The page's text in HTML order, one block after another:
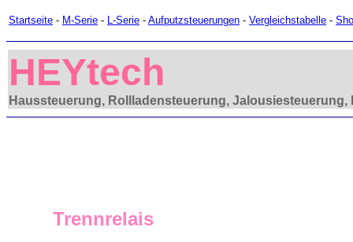
Startseite - M-Serie - L-Serie - Aufputzsteuerungen - Vergleichstabelle -
HEYtech
Haussteuerung, Rollladensteuerung,
Trennrelais